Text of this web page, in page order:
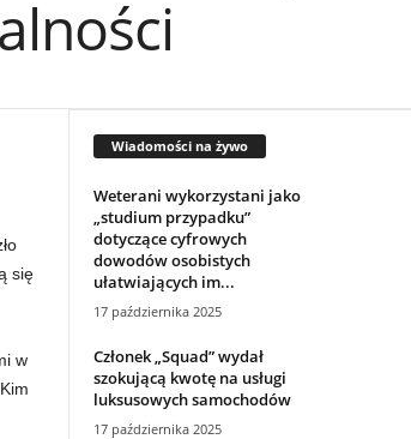
się
w
Wiadomości na żywo
Weterani wykorzystani jako
„studium przypadku”
dotyczące cyfrowych
dowodów osobistych
ułatwiających im...
17 października 2025
Członek „Squad” wydał
szokującą kwotę na usługi
luksusowych samochodów
17 października 2025